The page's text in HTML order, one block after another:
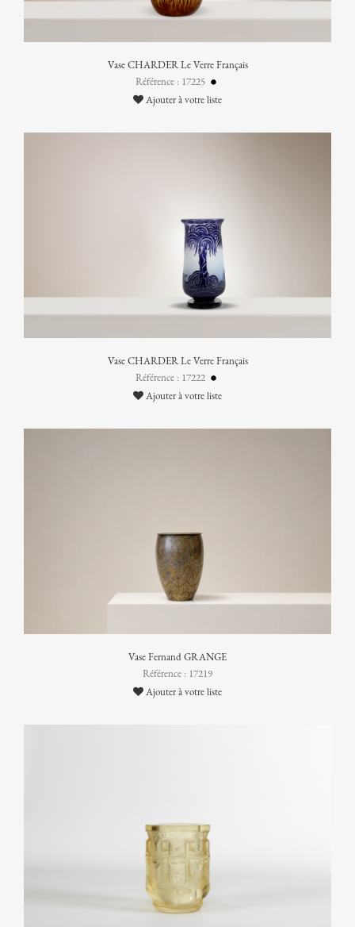
Vase CHARDER Le Verre Français
Référence : 17225
Ajouter à votre liste
Vase CHARDER Le Verre Français
Référence : 17222
Ajouter à votre liste
Vase Fernand GRANGE
Référence : 17219
Ajouter à votre liste